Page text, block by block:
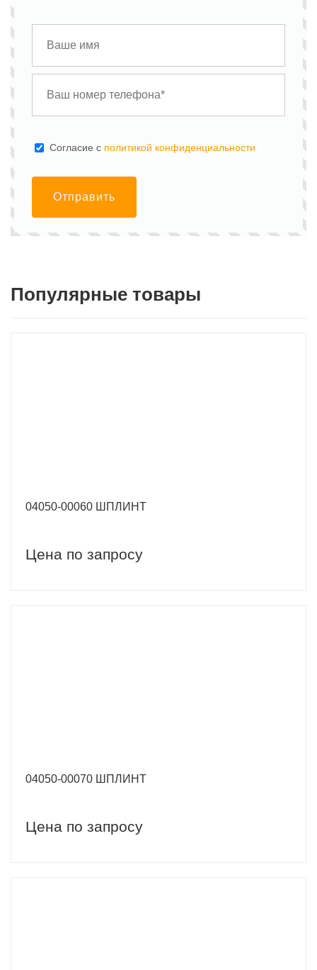
Cогласие с политикой конфиденциальности
Отправить
Популярные товары
04050-00060 ШПЛИНТ
Цена по запросу
04050-00070 ШПЛИНТ
Цена по запросу